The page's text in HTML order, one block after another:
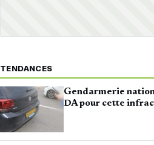
TENDANCES
Gendarmerie
DA pour cette